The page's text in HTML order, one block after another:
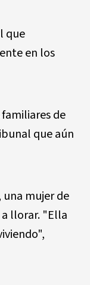
que
en los
de
que aún
una mujer de
llorar. "Ella